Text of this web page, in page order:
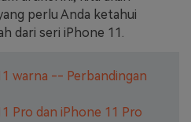
perlu Anda ketahui
dari seri iPhone 11.
warna -- Perbandingan
Pro dan iPhone 11 Pro